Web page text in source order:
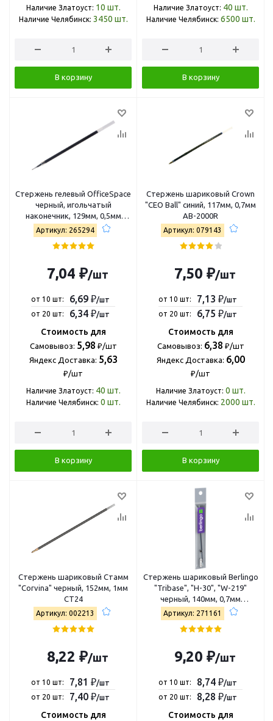
Наличие Златоуст: 10 шт.
Наличие Челябинск: 3450 шт.
В корзину
Наличие Златоуст: 40 шт.
Наличие Челябинск: 6500 шт.
В корзину
Стержень гелевый OfficeSpace
черный, игольчатый
наконечник, 129мм, 0,5мм
265294
Артикул: 265294
7,04 ₽/шт
от 10 шт: 6,69 ₽/шт
от 20 шт:
6,34 ₽/шт
Стоимость для
Самовывоз: 5,98 ₽/шт
Яндекс Доставка: 5,63
₽/шт
Наличие Златоуст: 40 шт.
Наличие Челябинск: 0 шт.
В корзину
Стержень шариковый Crown
"CEO Ball" синий, 117мм, 0,7мм
AB-2000R
Артикул: 079143
7,50 ₽/шт
от 10 шт: 7,13 ₽/шт
от 20 шт:
6,75 ₽/шт
Стоимость для
Самовывоз: 6,38 ₽/шт
Яндекс Доставка: 6,00
₽/шт
Наличие Златоуст: 0 шт.
Наличие Челябинск: 2000 шт.
В корзину
Стержень шариковый Стамм
"Corvina" черный, 152мм, 1мм
СТ24
Артикул: 002213
8,22 ₽/шт
от 10 шт: 7,81 ₽/шт
от 20 шт:
7,40 ₽/шт
Стоимость для
Стержень шариковый Berlingo
"Tribase", "H-30", "W-219"
черный, 140мм, 0,7мм
CSb_70301
Артикул: 271161
9,20 ₽/шт
от 10 шт: 8,74 ₽/шт
от 20 шт:
8,28 ₽/шт
Стоимость для